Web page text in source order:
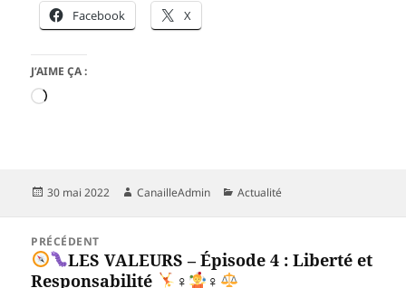
Facebook X
J’AIME ÇA :
Chargement…
Publié
30 mai 2022 Auteur
CanailleAdmin Catégories
Actualité
l’article
PRÉCÉDENT
Article
précédent :
LES VALEURS – Épisode 4 : Liberté et
Responsabilité
‍♀ ‍♀